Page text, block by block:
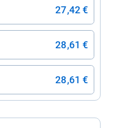
27,42 €
28,61 €
28,61 €